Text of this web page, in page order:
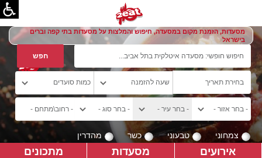
מסעדות, הזמנת מקום במסעדה, חיפוש והמלצות על מסעדות בתי קפה וברים
בישראל
צמחוני טבעוני כשר מהדרין
אירועים מסעדות מתכונים